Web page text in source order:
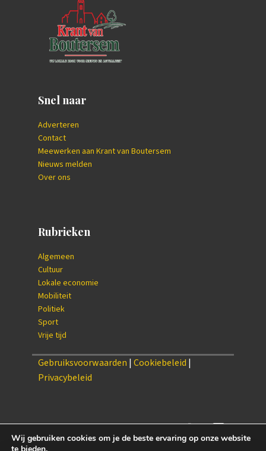
Snel naar
Adverteren
Contact
Meewerken aan Krant van Boutersem
Nieuws melden
Over ons
Rubrieken
Algemeen
Cultuur
Lokale economie
Mobiliteit
Politiek
Sport
Vrije tijd
Gebruiksvoorwaarden | Cookiebeleid |
Privacybeleid
Wij gebruiken cookies om je de beste ervaring op onze website